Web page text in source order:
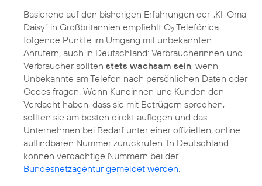
Basierend auf den bisherigen Erfahrungen der „KI-Oma
Daisy“ in Großbritannien empfiehlt O2 Telefónica
folgende Punkte im Umgang mit unbekannten
Anrufern, auch in Deutschland: Verbraucherinnen und
Verbraucher sollten stets wachsam sein, wenn
Unbekannte am Telefon nach persönlichen Daten oder
Codes fragen. Wenn Kundinnen und Kunden den
Verdacht haben, dass sie mit Betrügern sprechen,
sollten sie am besten direkt auflegen und das
Unternehmen bei Bedarf unter einer offiziellen, online
auffindbaren Nummer zurückrufen. In Deutschland
können verdächtige Nummern bei der
Bundesnetzagentur gemeldet werden.